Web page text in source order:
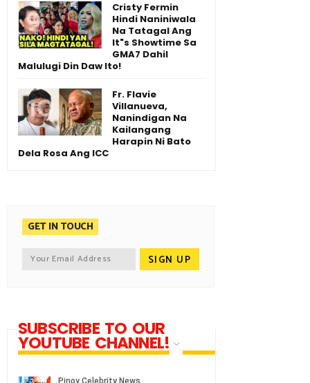
Cristy Fermin
Hindi Naniniwala
Na Tatagal Ang
It"s Showtime Sa
GMA7 Dahil
Malulugi Din Daw Ito!
Fr. Flavie
Villanueva,
Nanindigan Na
Kailangang
Harapin Ni Bato
Dela Rosa Ang ICC
GET IN TOUCH
SUBSCRIBE TO OUR
YOUTUBE CHANNEL!